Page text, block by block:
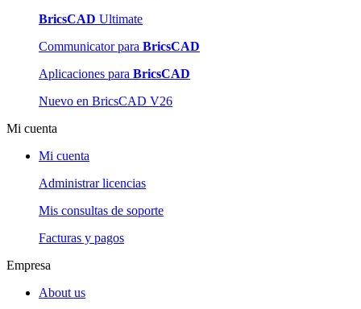
BricsCAD Ultimate
Communicator para BricsCAD
Aplicaciones para BricsCAD
Nuevo en BricsCAD V26
Mi cuenta
Mi cuenta
Administrar licencias
Mis consultas de soporte
Facturas y pagos
Empresa
About us